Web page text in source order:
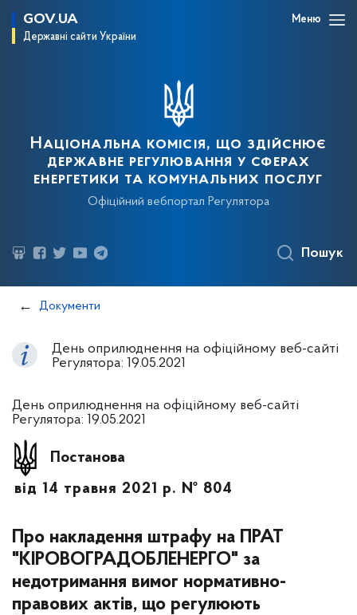
GOV.UA
Державні сайти України
Меню
Національна комісія, що здійснює
державне регулювання у сферах
енергетики та комунальних послуг
Офіційний вебпортал Регулятора
Пошук
Документи
День оприлюднення на офіційному веб-сайті
Регулятора: 19.05.2021
День оприлюднення на офіційному веб-сайті
Регулятора: 19.05.2021
Постанова
від 14 травня 2021 р. № 804
Про накладення штрафу на ПРАТ
"КІРОВОГРАДОБЛЕНЕРГО" за
недотримання вимог нормативно-
правових актів, що регулюють